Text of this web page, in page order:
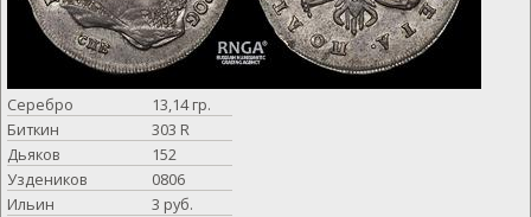
Серебро
13,14 гр.
Биткин
303 R
Дьяков
152
Уздеников
0806
Ильин
3 руб.